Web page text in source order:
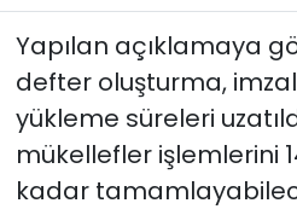
Yapılan açıklamaya
defter oluşturma,
yükleme süreleri
mükellefler işlemlerini
kadar